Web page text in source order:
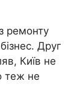
ремонту
Друг
Київ не
теж не